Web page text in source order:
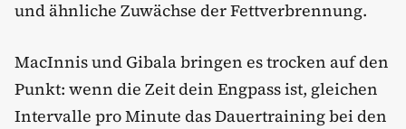
und ähnliche Zuwächse der Fettverbrennung.
MacInnis und Gibala bringen es trocken auf den
Punkt: wenn die Zeit dein Engpass ist, gleichen
Intervalle pro Minute das Dauertraining bei den